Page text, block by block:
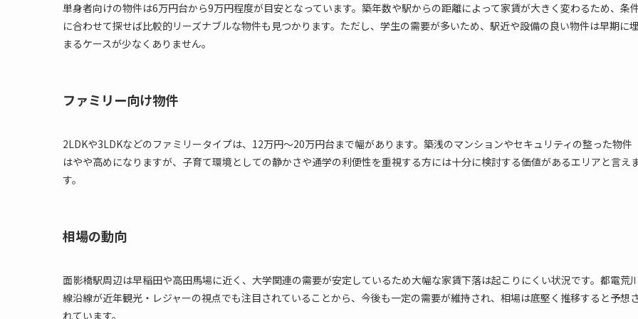
単身者向けの物件は6万円台から9万円程度が目安となっています。築年数や駅からの距離によって家賃が大きく変わるため、条
に合わせて探せば比較的リーズナブルな物件も見つかります。ただし、学生の需要が多いため、駅近や設備の良い物件は早期に埋
まるケースが少なくありません。
ファミリー向け物件
2LDKや3LDKなどのファミリータイプは、12万円～20万円台まで幅があります。築浅のマンションやセキュリティの整った物件
はやや高めになりますが、子育て環境としての静かさや通学の利便性を重視する方には十分に検討する価値があるエリアと言え
す。
相場の動向
面影橋駅周辺は早稲田や高田馬場に近く、大学関連の需要が安定しているため大幅な家賃下落は起こりにくい状況です。都電荒川
線沿線が近年観光・レジャーの視点でも注目されていることから、今後も一定の需要が維持され、相場は底堅く推移すると予想
れています。